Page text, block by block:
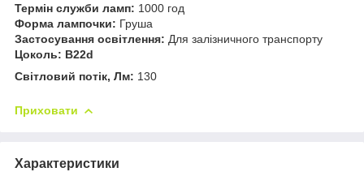
Термін служби ламп: 1000 год
Форма лампочки: Груша
Застосування освітлення: Для залізничного транспорту
Цоколь: B22d
Світловий потік, Лм: 130
Приховати
Характеристики